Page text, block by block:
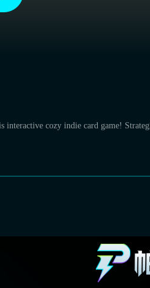
interactive cozy indie card game!